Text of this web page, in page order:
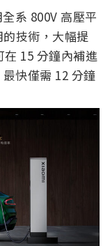
系 800V 高壓平
技術，大幅提
15 分鐘內補進
快僅需 12 分鐘